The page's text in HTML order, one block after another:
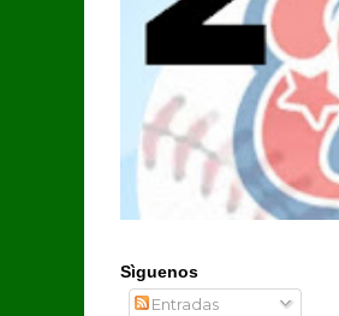
Sìguenos
Entradas